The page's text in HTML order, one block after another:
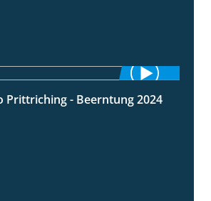
12:28
Prittriching - Beerntung 2024